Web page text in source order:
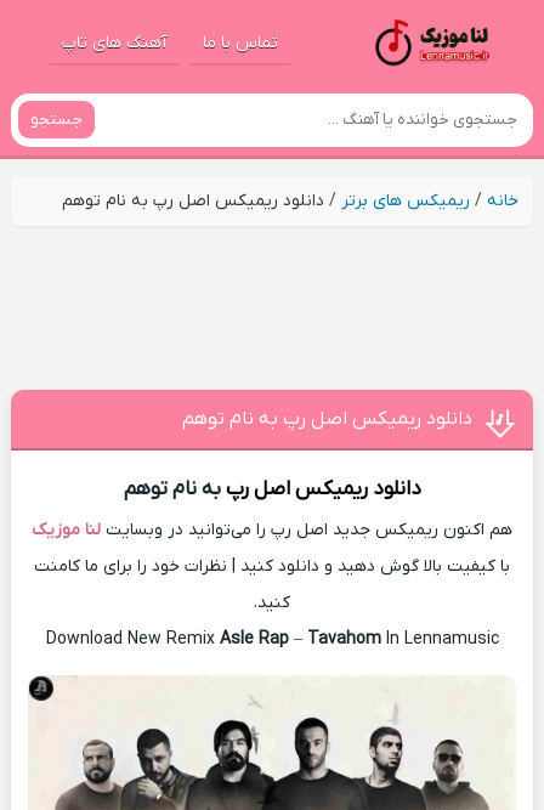
تماس با ما آهنگ های تاپ
جستجو
خانه/ ریمیکس های برتر / دانلود ریمیکس اصل رپ به نام توهم
دانلود ریمیکس اصل رپ به نام توهم
دانلود ریمیکس اصل رپبه نام توهم
هم اکنون ریمیکس جدید اصل رپ را می‌توانید در وبسایت لنا موزیک
با کیفیت بالا گوش دهید و دانلود کنید | نظرات خود را برای ما کامنت
کنید.
Download New Remix Asle Rap– TavahomIn Lennamusic